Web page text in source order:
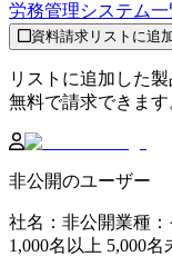
労務管理システム一
資料請求リストに追
リストに追加した
無料で請求できます
非公開のユーザー
社名 ： 非公開業種 ：
1,000名以上 5,000名